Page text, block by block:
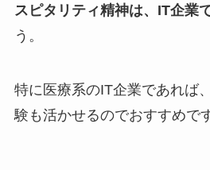
スピタリティ精神は、IT企業
う。
特に医療系のIT企業であれば
験も活かせるのでおすすめで